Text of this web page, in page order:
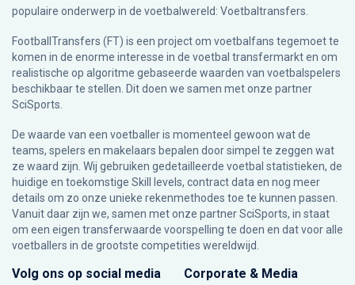
populaire onderwerp in de voetbalwereld: Voetbaltransfers.
FootballTransfers (FT) is een project om voetbalfans tegemoet te
komen in de enorme interesse in de voetbal transfermarkt en om
realistische op algoritme gebaseerde waarden van voetbalspelers
beschikbaar te stellen. Dit doen we samen met onze partner
SciSports
De waarde van een voetballer is momenteel gewoon wat de
teams, spelers en makelaars bepalen door simpel te zeggen wat
ze waard zijn. Wij gebruiken gedetailleerde voetbal statistieken, de
huidige en toekomstige Skill levels, contract data en nog meer
details om zo onze unieke rekenmethodes toe te kunnen passen.
Vanuit daar zijn we, samen met onze partner SciSports, in staat
om een eigen transferwaarde voorspelling te doen en dat voor alle
voetballers in de grootste competities wereldwijd.
Volg ons op social media Corporate & Media